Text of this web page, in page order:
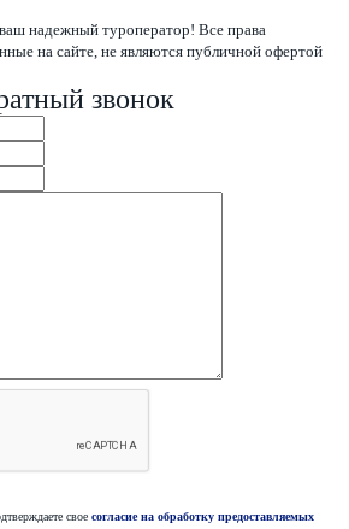
надежный туроператор! Все права
на сайте, не являются публичной офертой
звонок
свое согласие на обработку предоставляемых